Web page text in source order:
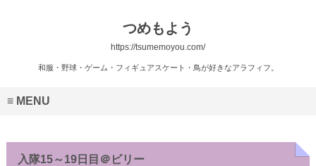
つめもよう
https://tsumemoyou.com/
和服・野球・ゲーム・フィギュアスケート・鳥が好きなアラフィフ。
MENU
入隊15～19日目＠ビリー